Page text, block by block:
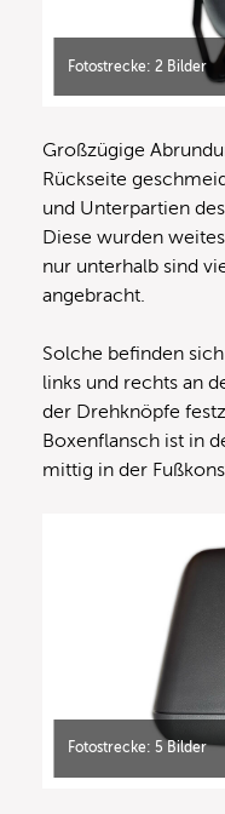
Fotostrecke: 2 Bilder
Großzügige
Rückseite
und Unterpartien
Diese wurden
nur unterhalb sind
angebracht.
Solche befinden
links und rechts an
der Drehknöpfe
Boxenflansch ist in
mittig in der
Fotostrecke: 5 Bilder